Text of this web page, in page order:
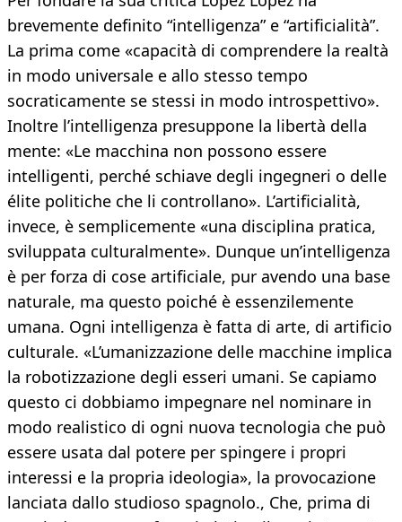
brevemente definito “intelligenza” e “artificialità”.
La prima come «capacità di comprendere la realtà
in modo universale e allo stesso tempo
socraticamente se stessi in modo introspettivo».
Inoltre l’intelligenza presuppone la libertà della
mente: «Le macchina non possono essere
intelligenti, perché schiave degli ingegneri o delle
élite politiche che li controllano». L’artificialità,
invece, è semplicemente «una disciplina pratica,
sviluppata culturalmente». Dunque un’intelligenza
è per forza di cose artificiale, pur avendo una base
naturale, ma questo poiché è essenzilemente
umana. Ogni intelligenza è fatta di arte, di artificio
culturale. «L’umanizzazione delle macchine implica
la robotizzazione degli esseri umani. Se capiamo
questo ci dobbiamo impegnare nel nominare in
modo realistico di ogni nuova tecnologia che può
essere usata dal potere per spingere i propri
interessi e la propria ideologia», la provocazione
lanciata dallo studioso spagnolo., Che, prima di